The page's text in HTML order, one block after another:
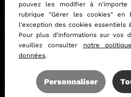
Bazoches Sur Guyonne (78490)
Comment fonctionne une agence
Trouvez la meilleure agence immobilière pas
Tendance du marché immobilier en 2024
Agence immobilière à Cergy
Agence immobilière à Rouen
Estimation immobilière à Cergy
Les quartiers où vivre à Cergy
pouvez les modifier à
rubrique "Gérer les cookies"
l'exception des cookies essentiels
Pour plus d'informations sur vos
veuillez consulter notre
données.
Personnaliser